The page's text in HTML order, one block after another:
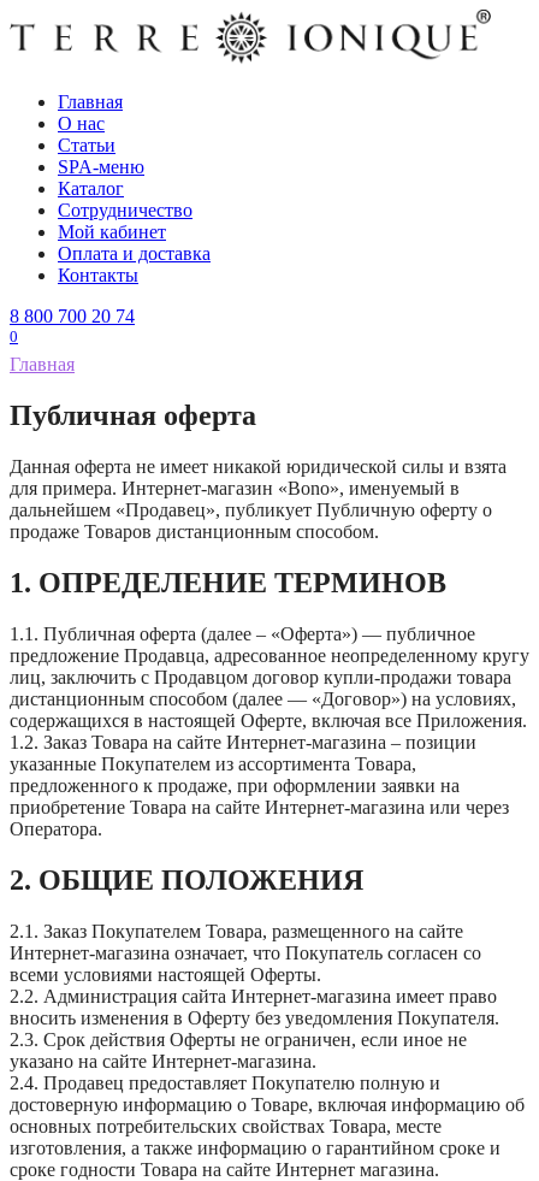
Перейти
Главная
О нас
Статьи
SPA-меню
Каталог
Сотрудничество
Мой кабинет
Оплата и доставка
Контакты
8 800 700 20 74
0
Главная
Публичная оферта
Данная оферта не имеет никакой юридической силы и взята
для примера. Интернет-магазин «Bono», именуемый в
дальнейшем «Продавец», публикует Публичную оферту о
продаже Товаров дистанционным способом.
1. ОПРЕДЕЛЕНИЕ ТЕРМИНОВ
1.1. Публичная оферта (далее – «Оферта») — публичное
предложение Продавца, адресованное неопределенному кругу
лиц, заключить с Продавцом договор купли-продажи товара
дистанционным способом (далее — «Договор») на условиях,
содержащихся в настоящей Оферте, включая все Приложения.
1.2. Заказ Товара на сайте Интернет-магазина – позиции
указанные Покупателем из ассортимента Товара,
предложенного к продаже, при оформлении заявки на
приобретение Товара на сайте Интернет-магазина или через
Оператора.
2. ОБЩИЕ ПОЛОЖЕНИЯ
2.1. Заказ Покупателем Товара, размещенного на сайте
Интернет-магазина означает, что Покупатель согласен со
всеми условиями настоящей Оферты.
2.2. Администрация сайта Интернет-магазина имеет право
вносить изменения в Оферту без уведомления Покупателя.
2.3. Срок действия Оферты не ограничен, если иное не
указано на сайте Интернет-магазина.
2.4. Продавец предоставляет Покупателю полную и
достоверную информацию о Товаре, включая информацию об
основных потребительских свойствах Товара, месте
изготовления, а также информацию о гарантийном сроке и
сроке годности Товара на сайте Интернет магазина.